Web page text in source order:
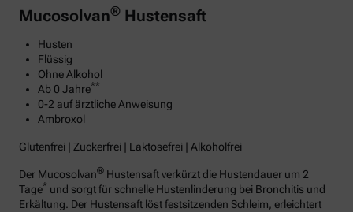
Mucosolvan® Hustensaft
Husten
Flüssig
Ohne Alkohol
Ab 0 Jahre**
0-2 auf ärztliche Anweisung
Ambroxol
Glutenfrei | Zuckerfrei | Laktosefrei | Alkoholfrei
Der Mucosolvan® Hustensaft verkürzt die Hustendauer um 2
Tage* und sorgt für schnelle Hustenlinderung bei Bronchitis und
Erkältung. Der Hustensaft löst festsitzenden Schleim, erleichtert